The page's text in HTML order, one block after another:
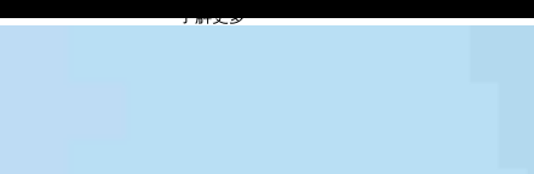
了解更多